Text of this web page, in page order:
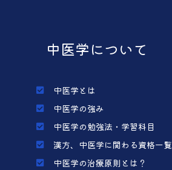
中医学について
中医学とは
中医学の強み
中医学の勉強法・学習科目
漢方、中医学に関わる資格一覧
中医学の治療原則とは？